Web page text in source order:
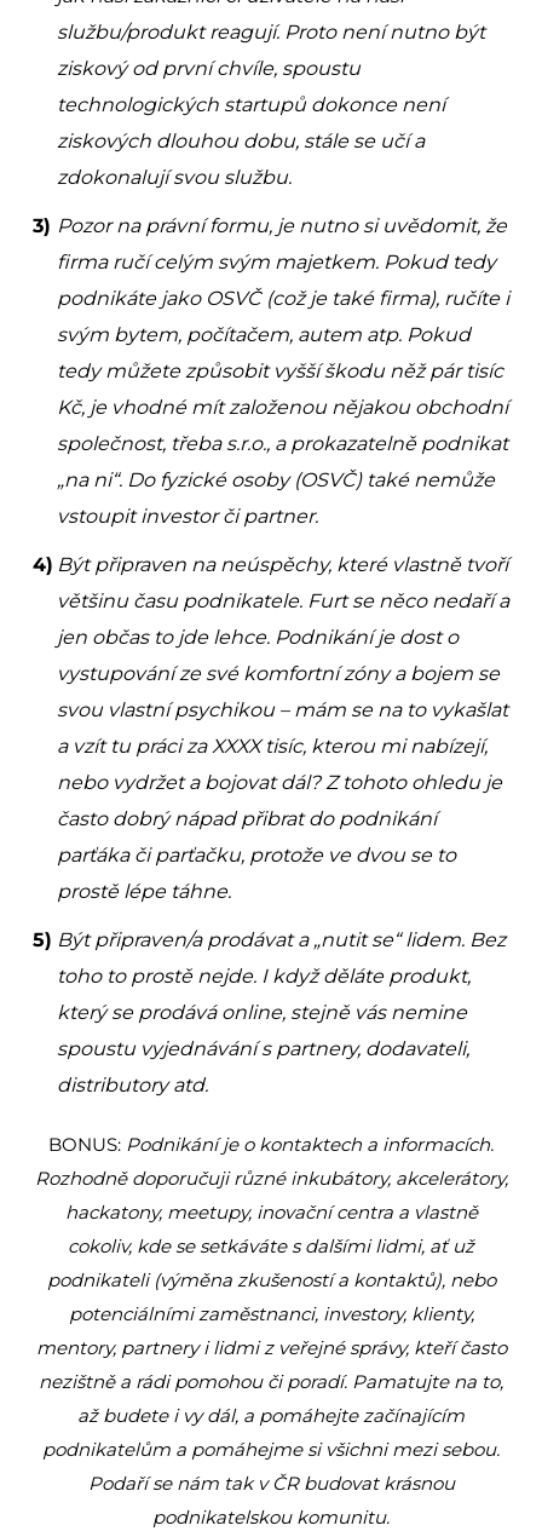
službu/produkt reagují. Proto není nutno být
ziskový od první chvíle, spoustu
technologických startupů dokonce není
ziskových dlouhou dobu, stále se učí a
zdokonalují svou službu.
Pozor na právní formu, je nutno si uvědomit, že
firma ručí celým svým majetkem. Pokud tedy
podnikáte jako OSVČ (což je také firma), ručíte i
svým bytem, počítačem, autem atp. Pokud
tedy můžete způsobit vyšší škodu něž pár tisíc
Kč, je vhodné mít založenou nějakou obchodní
společnost, třeba s.r.o., a prokazatelně podnikat
„na ni“. Do fyzické osoby (OSVČ) také nemůže
vstoupit investor či partner.
Být připraven na neúspěchy, které vlastně tvoří
většinu času podnikatele. Furt se něco nedaří a
jen občas to jde lehce. Podnikání je dost o
vystupování ze své komfortní zóny a bojem se
svou vlastní psychikou – mám se na to vykašlat
a vzít tu práci za XXXX tisíc, kterou mi nabízejí,
nebo vydržet a bojovat dál? Z tohoto ohledu je
často dobrý nápad přibrat do podnikání
parťáka či parťačku, protože ve dvou se to
prostě lépe táhne.
Být připraven/a prodávat a „nutit se“ lidem. Bez
toho to prostě nejde. I když děláte produkt,
který se prodává online, stejně vás nemine
spoustu vyjednávání s partnery, dodavateli,
distributory atd.
BONUS: Podnikání je o kontaktech a informacích.
Rozhodně doporučuji různé inkubátory, akcelerátory,
hackatony, meetupy, inovační centra a vlastně
cokoliv, kde se setkáváte s dalšími lidmi, ať už
podnikateli (výměna zkušeností a kontaktů), nebo
potenciálními zaměstnanci, investory, klienty,
mentory, partnery i lidmi z veřejné správy, kteří často
nezištně a rádi pomohou či poradí. Pamatujte na to,
až budete i vy dál, a pomáhejte začínajícím
podnikatelům a pomáhejme si všichni mezi sebou.
Podaří se nám tak v ČR budovat krásnou
podnikatelskou komunitu.